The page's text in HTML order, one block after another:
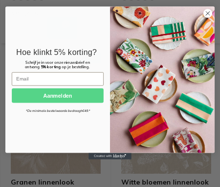
Vergelijk
Granen linnenlook
OEKO-TEX KEURMERK
Witte bloemen linnenlook
OEKO-TEX KEURMERK
Hoe klinkt 5% korting?
Schrijf je in voor onze nieuwsbrief en
ontvang 5% kortingop je bestelling.
Email
Aanmelden
*De minimale bestelwaarde bedraagt €49.*